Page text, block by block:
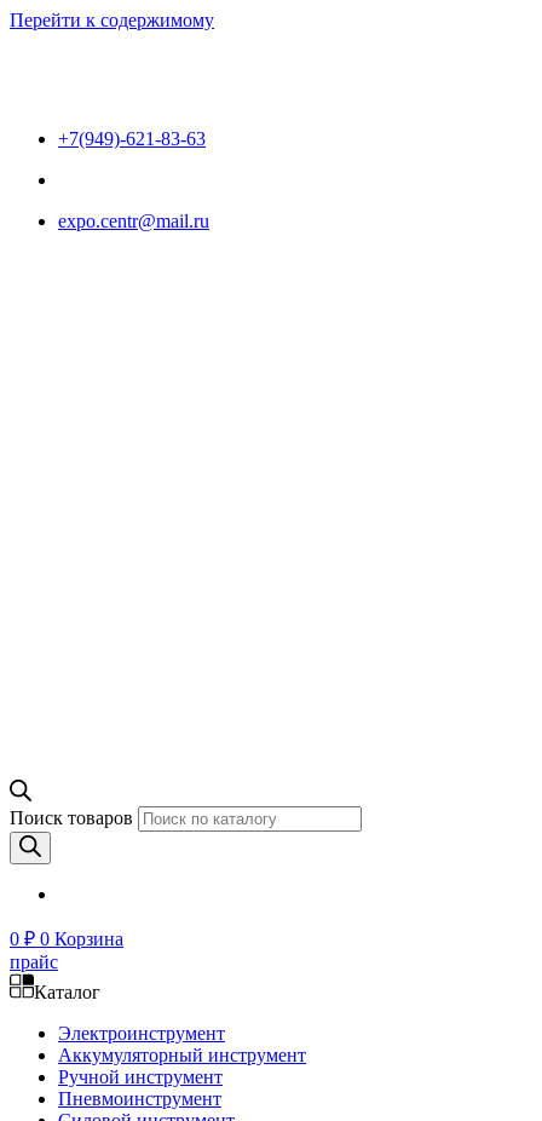
Перейти к содержимому
+7(949)-621-83-63
expo.centr@mail.ru
Поиск товаров
0 ₽ 0 Корзина
прайс
Каталог
Электроинструмент
Аккумуляторный инструмент
Ручной инструмент
Пневмоинструмент